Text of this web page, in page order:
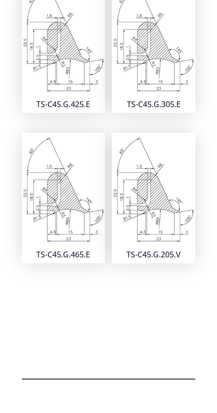
TS-C45.G.425.E TS-C45.G.305.E
TS-C45.G.465.E TS-C45.G.205.V